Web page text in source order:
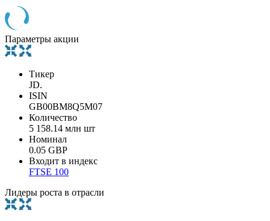
Параметры акции
Тикер
JD.
ISIN
GB00BM8Q5M07
Количество
5 158.14 млн шт
Номинал
0.05 GBP
Входит в индекс
FTSE 100
Лидеры роста в отрасли